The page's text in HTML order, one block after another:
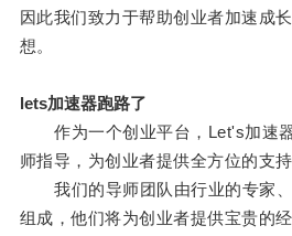
因此我们致力于帮助创业者加速成
想。
lets加速器跑路了
作为一个创业平台，Let's加速器
师指导，为创业者提供全方位的支持
我们的导师团队由行业的专家、
组成，他们将为创业者提供宝贵的经